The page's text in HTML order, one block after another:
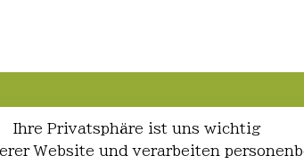
Ihre Privatsphäre ist uns wichtig
Website und verarbeiten